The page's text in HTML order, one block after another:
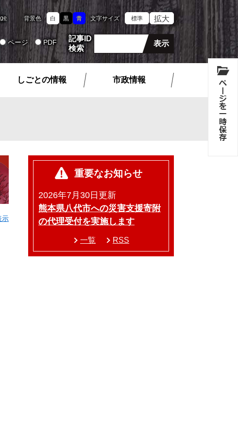
背景色 白 黒 青 文字サイズ 標準 拡大
ページ PDF
記事ID
検索
しごとの情報 市政情報
示
重要なお知らせ
2026年7月30日更新
熊本県八代市への災害支援寄附
の代理受付を実施します
一覧 RSS